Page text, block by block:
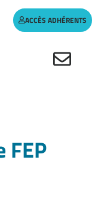
ACCÈS ADHÉRENTS
FEP